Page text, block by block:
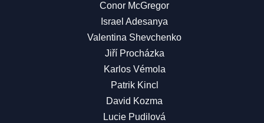
Conor McGregor
Israel Adesanya
Valentina Shevchenko
Jiří Procházka
Karlos Vémola
Patrik Kincl
David Kozma
Lucie Pudilová